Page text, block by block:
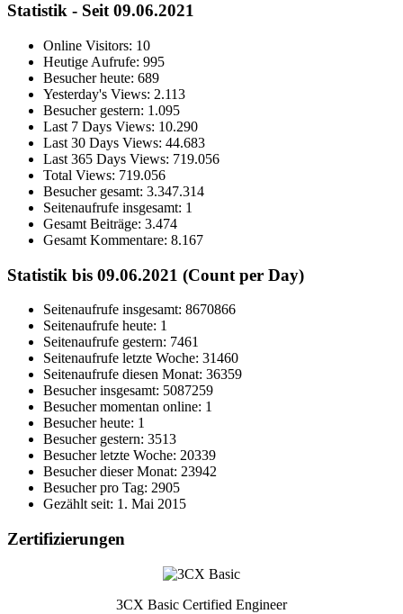
Statistik - Seit 09.06.2021
Online Visitors: 10
Heutige Aufrufe: 995
Besucher heute: 689
Yesterday's Views: 2.113
Besucher gestern: 1.095
Last 7 Days Views: 10.290
Last 30 Days Views: 44.683
Last 365 Days Views: 719.056
Total Views: 719.056
Besucher gesamt: 3.347.314
Seitenaufrufe insgesamt: 1
Gesamt Beiträge: 3.474
Gesamt Kommentare: 8.167
Statistik bis 09.06.2021 (Count per Day)
Seitenaufrufe insgesamt: 8670866
Seitenaufrufe heute: 1
Seitenaufrufe gestern: 7461
Seitenaufrufe letzte Woche: 31460
Seitenaufrufe diesen Monat: 36359
Besucher insgesamt: 5087259
Besucher momentan online: 1
Besucher heute: 1
Besucher gestern: 3513
Besucher letzte Woche: 20339
Besucher dieser Monat: 23942
Besucher pro Tag: 2905
Gezählt seit: 1. Mai 2015
Zertifizierungen
3CX Basic Certified Engineer